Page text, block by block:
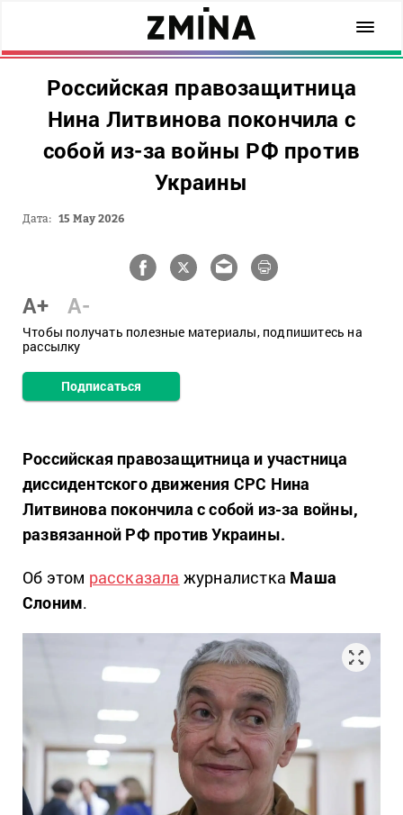
Российская правозащитница
Нина Литвинова покончила с
собой из-за войны РФ против
Украины
Дата: 15 May 2026
A+ A-
Чтобы получать полезные материалы, подпишитесь на
рассылку
Подписаться
Российская правозащитница и участница
диссидентского движения СРС Нина
Литвинова покончила с собой из-за войны,
развязанной РФ против Украины.
Об этом рассказала журналистка Маша
Слоним.